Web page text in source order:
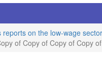
reports on the low-wage sector
of Copy of Copy of Copy